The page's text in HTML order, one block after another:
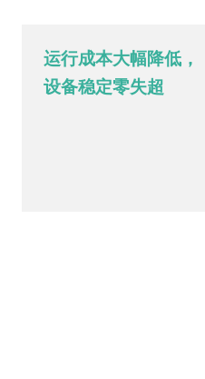
运行成本大幅降低，
设备稳定零失超